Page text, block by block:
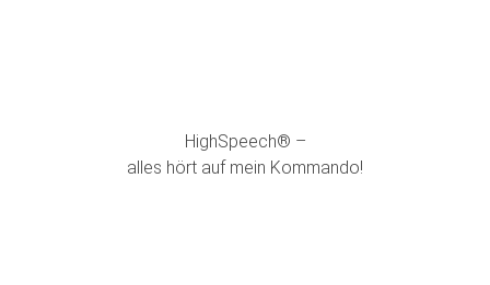
HighSpeech® –
alles hört auf mein Kommando!